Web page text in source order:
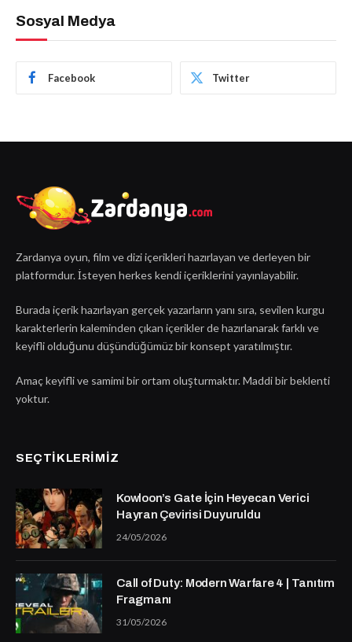
Sosyal Medya
Facebook Twitter
Zardanya oyun, film ve dizi içerikleri hazırlayan ve derleyen bir
platformdur. İsteyen herkes kendi içeriklerini yayınlayabilir.
Burada içerik hazırlayan gerçek yazarların yanı sıra, sevilen kurgu
karakterlerin kaleminden çıkan içerikler de hazırlanarak farklı ve
keyifli olduğunu düşündüğümüz bir konsept yaratılmıştır.
Amaç keyifli ve samimi bir ortam oluşturmaktır. Maddi bir beklenti
yoktur.
SEÇTIKLERIMIZ
Kowloon’s Gate İçin Heyecan Verici
Hayran Çevirisi Duyuruldu
24/05/2026
Call of Duty: Modern Warfare 4 | Tanıtım
Fragmanı
31/05/2026